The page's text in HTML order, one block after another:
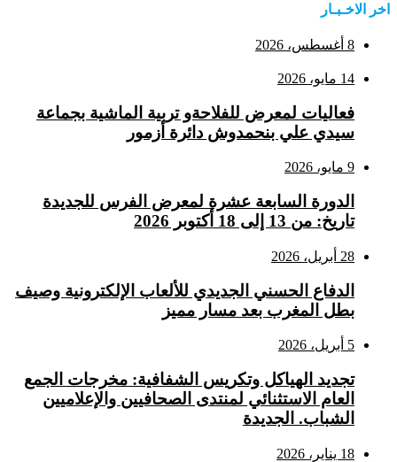
اخر الاخـبـار
8 أغسطس، 2026
14 مايو، 2026
فعاليات لمعرض للفلاحةو تربية الماشية بجماعة
سيدي علي بنحمدوش دائرة أزمور
9 مايو، 2026
الدورة السابعة عشرة لمعرض الفرس للجديدة
تاريخ: من 13 إلى 18 أكتوبر 2026
28 أبريل، 2026
الدفاع الحسني الجديدي للألعاب الإلكترونية وصيف
بطل المغرب بعد مسار مميز
5 أبريل، 2026
تجديد الهياكل وتكريس الشفافية: مخرجات الجمع
العام الاستثنائي لمنتدى الصحافيين والإعلاميين
الشباب. الجديدة
18 يناير، 2026